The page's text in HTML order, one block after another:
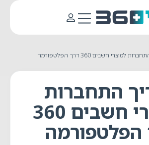
למוצרי חשבים 360 דרך הפלטפורמה
התחברות
למוצרי חשבים 360
הפלטפורמה